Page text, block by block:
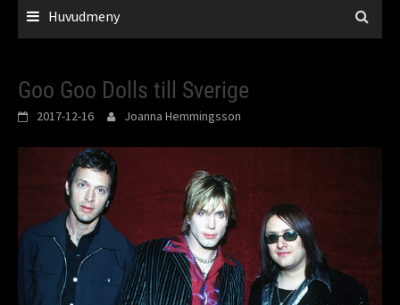
Huvudmeny
Goo Goo Dolls till Sverige
2017-12-16 Joanna Hemmingsson